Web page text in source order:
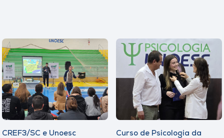
CREF3/SC e Unoesc
Curso de Psicologia da